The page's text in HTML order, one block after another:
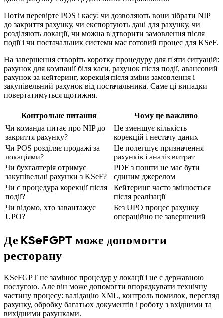
Потім перевірте POS і касу: чи дозволяють вони зібрати NIP
до закриття рахунку, чи експортують дані для рахунку, чи
розділяють локації, чи можна відтворити замовлення після
події і чи постачальник системи має готовий процес для KSeF.
На завершення створіть коротку процедуру для п'яти ситуацій:
рахунок для компанії біля каси, рахунок після події, авансовий
рахунок за кейтеринг, корекція після зміни замовлення і
закупівельний рахунок від постачальника. Саме ці випадки
повертатимуться щотижня.
Контрольне питання Чому це важливо
Чи команда питає про NIP до
закриття рахунку?
Це зменшує кількість
корекцій і нестачу даних
Чи POS розділяє продажі за
локаціями?
Це полегшує призначення
рахунків і аналіз витрат
Чи бухгалтерія отримує
закупівельні рахунки з KSeF?
PDF з пошти не має бути
єдиним джерелом
Чи є процедура корекції після
події?
Кейтеринг часто змінюється
після реалізації
Чи відомо, хто завантажує
UPO?
Без UPO процес рахунку
операційно не завершений
Де KSeFGPT може допомогти
ресторану
KSeFGPT не замінює процедур у локації і не є державною
послугою. Але він може допомогти впорядкувати технічну
частину процесу: валідацію XML, контроль помилок, перегляд
рахунку, обробку багатьох документів і роботу з вхідними та
вихідними рахунками.